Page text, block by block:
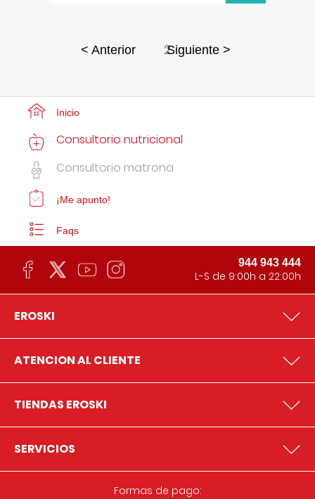
< Anterior 2Siguiente >
Inicio
Consultorio nutricional
Consultorio matrona
¡Me apunto!
Faqs
944 943 444
L-S de 9:00h a 22:00h
EROSKI
ATENCION AL CLIENTE
TIENDAS EROSKI
SERVICIOS
Formas de pago: